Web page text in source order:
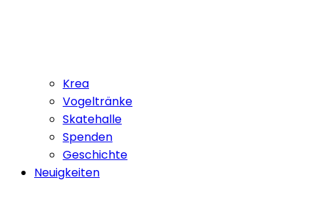
Krea
Vogeltränke
Skatehalle
Spenden
Geschichte
Neuigkeiten